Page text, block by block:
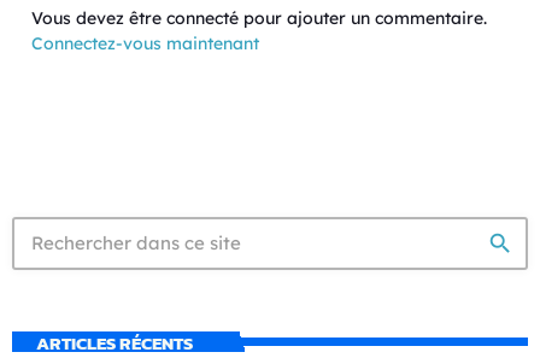
Vous devez être connecté pour ajouter un commentaire.
Connectez-vous maintenant
search
ARTICLES RÉCENTS